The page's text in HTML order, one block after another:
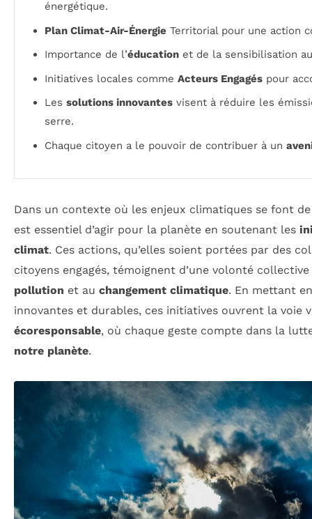
énergétique.
Plan Climat-Air-Énergie Territorial pour une action
Importance de l’éducation et de la sensibilisation
Initiatives locales comme Acteurs Engagés pour
Les solutions innovantes visent à réduire les
serre.
Chaque citoyen a le pouvoir de contribuer à un
Dans un contexte où les enjeux climatiques se font
est essentiel d’agir pour la planète en soutenant les
climat. Ces actions, qu’elles soient portées par des
citoyens engagés, témoignent d’une volonté collective
pollution et au changement climatique. En mettant
innovantes et durables, ces initiatives ouvrent la voie
écoresponsable, où chaque geste compte dans la
notre planète.